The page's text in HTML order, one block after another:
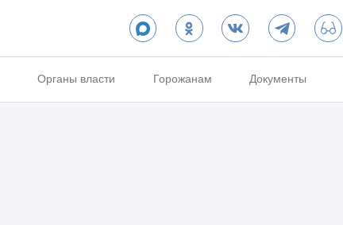
Органы власти Горожанам Документы